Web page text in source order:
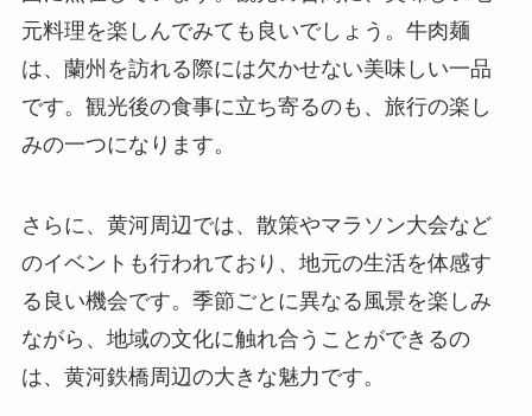
元料理を楽しんでみても良いでしょう。牛肉麺
は、蘭州を訪れる際には欠かせない美味しい一品
です。観光後の食事に立ち寄るのも、旅行の楽し
みの一つになります。
さらに、黄河周辺では、散策やマラソン大会など
のイベントも行われており、地元の生活を体感す
る良い機会です。季節ごとに異なる風景を楽しみ
ながら、地域の文化に触れ合うことができるの
は、黄河鉄橋周辺の大きな魅力です。